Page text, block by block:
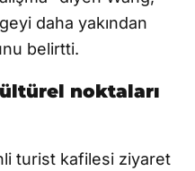
daha yakından
belirtti.
noktaları
turist kafilesi ziyaret